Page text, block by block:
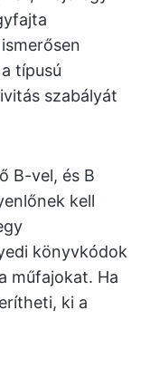
típusú
szabályát
B-vel, és B
kell
könyvkódok
műfajokat. Ha
ki a